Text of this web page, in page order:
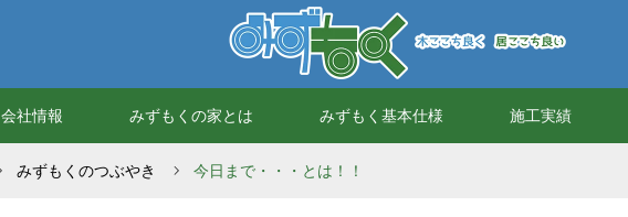
会社情報 みずもくの家とは みずもく基本仕様 施工実績
みずもくのつぶやき 今日まで・・・とは！！